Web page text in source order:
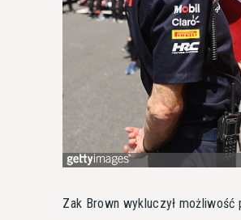
Zak Brown wykluczył możliwość